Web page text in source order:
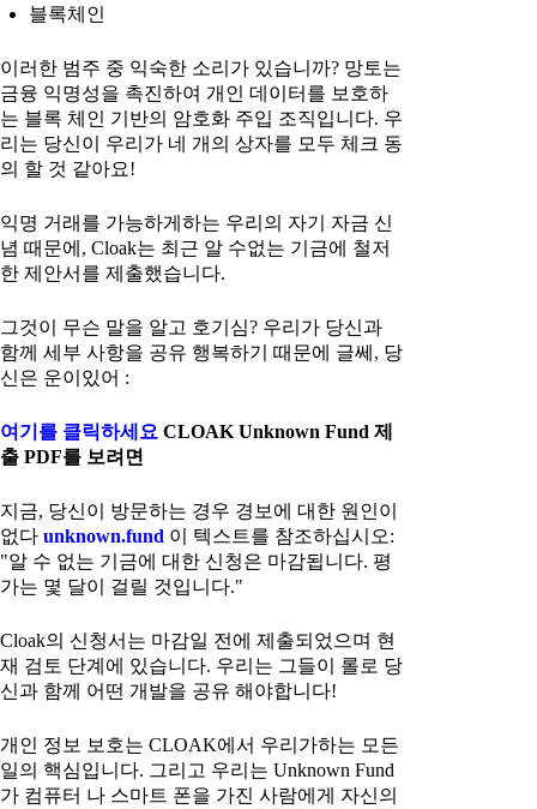
블록체인
이러한 범주 중 익숙한 소리가 있습니까? 망토는
금융 익명성을 촉진하여 개인 데이터를 보호하
는 블록 체인 기반의 암호화 주입 조직입니다. 우
리는 당신이 우리가 네 개의 상자를 모두 체크 동
의 할 것 같아요!
익명 거래를 가능하게하는 우리의 자기 자금 신
념 때문에, Cloak는 최근 알 수없는 기금에 철저
한 제안서를 제출했습니다.
그것이 무슨 말을 알고 호기심? 우리가 당신과
함께 세부 사항을 공유 행복하기 때문에 글쎄, 당
신은 운이있어 :
여기를 클릭하세요 CLOAK Unknown Fund 제
출 PDF를 보려면
지금, 당신이 방문하는 경우 경보에 대한 원인이
없다 unknown.fund 이 텍스트를 참조하십시오:
"알 수 없는 기금에 대한 신청은 마감됩니다. 평
가는 몇 달이 걸릴 것입니다."
Cloak의 신청서는 마감일 전에 제출되었으며 현
재 검토 단계에 있습니다. 우리는 그들이 롤로 당
신과 함께 어떤 개발을 공유 해야합니다!
개인 정보 보호는 CLOAK에서 우리가하는 모든
일의 핵심입니다. 그리고 우리는 Unknown Fund
가 컴퓨터 나 스마트 폰을 가진 사람에게 자신의